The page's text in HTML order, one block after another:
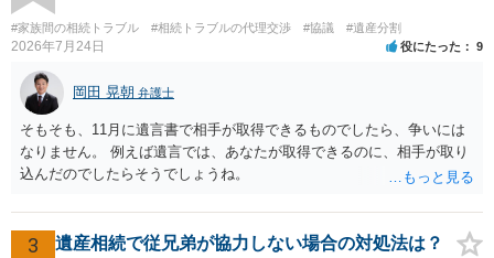
#家族間の相続トラブル #相続トラブルの代理交渉 #協議 #遺産分割
2026年7月24日 役にたった 9
岡田 晃朝 弁護士
そもそも、11月に遺言書で相手が取得できるものでしたら、争いには
なりません。 例えば遺言では、あなたが取得できるのに、相手が取り
込んだのでしたらそうでしょうね。
3 遺産相続で従兄弟が協力しない場合の対処法は？